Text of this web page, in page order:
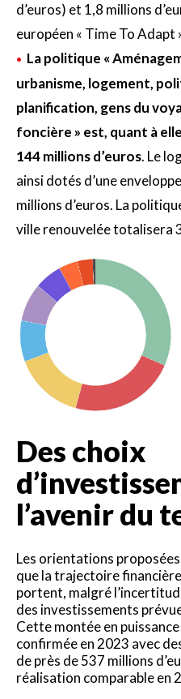
d’euros) et 1,8 millions
européen « Time To Adapt
La politique «
urbanisme, logement,
planification, gens du
foncière » est, quant à
144 millions d’euros. Le
ainsi dotés d’une
millions d’euros. La
ville renouvelée totalisera
Des choix
l’avenir du
Les orientations
que la trajectoire
portent, malgré
des investissements
Cette montée en
confirmée en 2023 avec
de près de 537 millions
réalisation comparable en